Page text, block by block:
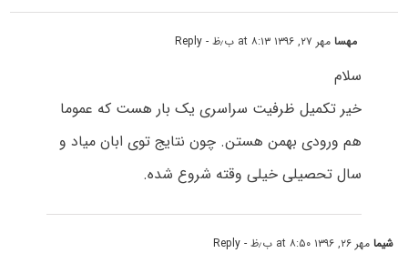
مهسامهر ۲۷, ۱۳۹۶ at ۸:۱۳ ب٫ظ - Reply
سلام
خیر تکمیل ظرفیت سراسری یک بار هست که عموما
هم ورودی بهمن هستن. چون نتایج توی ابان میاد و
سال تحصیلی خیلی وقته شروع شده.
شیمامهر ۲۶, ۱۳۹۶ at ۸:۵۰ ب٫ظ - Reply